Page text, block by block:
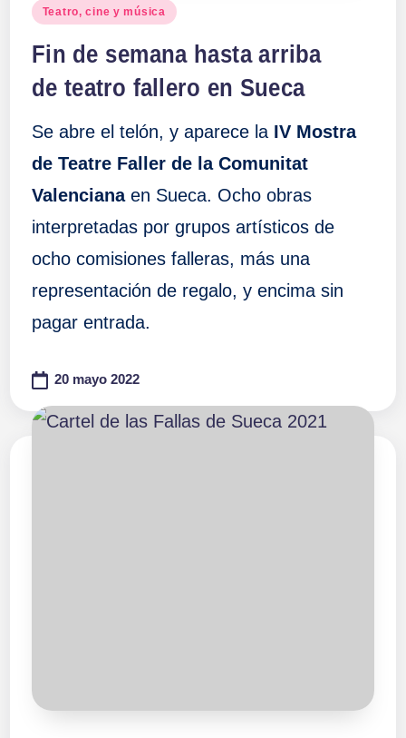
Publicado
Teatro, cine y música
Fin de semana hasta arriba
de teatro fallero en Sueca
Se abre el telón, y aparece la IV Mostra
de Teatre Faller de la Comunitat
Valencianaen Sueca. Ocho obras
interpretadas por grupos artísticos de
ocho comisiones falleras, más una
representación de regalo, y encima sin
pagar entrada.
20 mayo 2022